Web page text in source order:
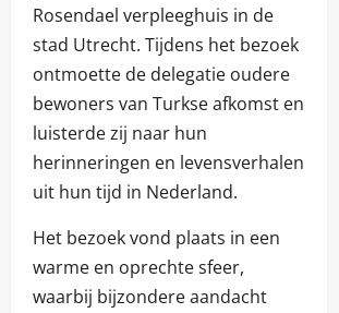
Rosendael verpleeghuis in de
stad Utrecht. Tijdens het bezoek
ontmoette de delegatie oudere
bewoners van Turkse afkomst en
luisterde zij naar hun
herinneringen en levensverhalen
uit hun tijd in Nederland.
Het bezoek vond plaats in een
warme en oprechte sfeer,
waarbij bijzondere aandacht